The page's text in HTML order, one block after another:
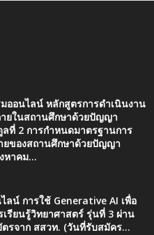
ออนไลน์ หลักสูตรการดำเนินงาน
ยในสถานศึกษาด้วยปัญญา
ที่ 2 การกำหนดมาตรฐานการ
ยของสถานศึกษาด้วยปัญญา
หาคม...
ลน์ การใช้ Generative AI เพื่อ
เรียนรู้วิทยาศาสตร์ รุ่นที่ 3 ผ่าน
รจาก สสวท. (วันที่รับสมัคร...